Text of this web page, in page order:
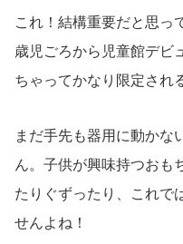
これ！結構重要だと思っ
歳児ごろから児童館デビ
ちゃってかなり限定され
まだ手先も器用に動かな
ん。子供が興味持つおも
たりぐずったり、これで
せんよね！